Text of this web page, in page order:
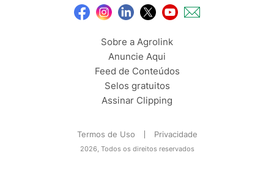
Sobre a Agrolink
Anuncie Aqui
Feed de Conteúdos
Selos gratuitos
Assinar Clipping
Termos de Uso Privacidade
2026, Todos os direitos reservados